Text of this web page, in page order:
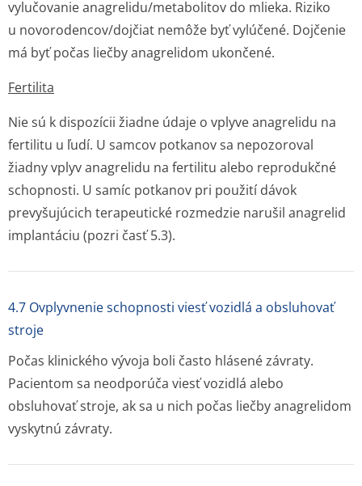
vylučovanie anagrelidu/me­tabolitov do mlieka. Riziko
u novorodencov/doj­čiat nemôže byť vylúčené. Dojčenie
má byť počas liečby anagrelidom ukončené.
Fertilita
Nie sú k dispozícii žiadne údaje o vplyve anagrelidu na
fertilitu u ľudí. U samcov potkanov sa nepozoroval
žiadny vplyv anagrelidu na fertilitu alebo reprodukčné
schopnosti. U samíc potkanov pri použití dávok
prevyšujúcich terapeutické rozmedzie narušil anagrelid
implantáciu (pozri časť 5.3).
4.7 Ovplyvnenie schopnosti viesť vozidlá a obsluhovať
stroje
Počas klinického vývoja boli často hlásené závraty.
Pacientom sa neodporúča viesť vozidlá alebo
obsluhovať stroje, ak sa u nich počas liečby anagrelidom
vyskytnú závraty.